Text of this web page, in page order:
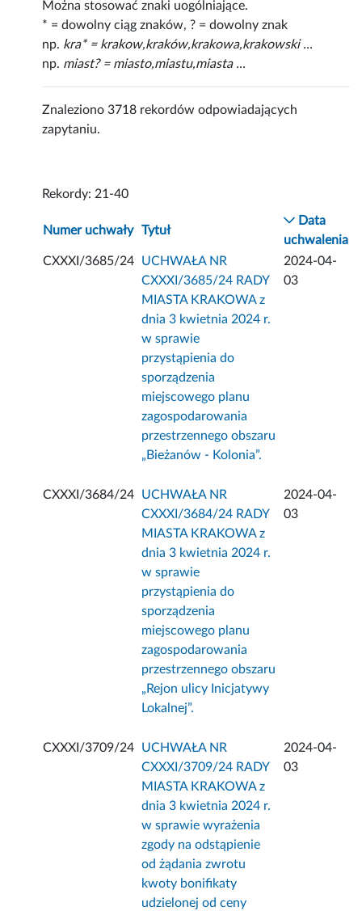
Można stosować znaki uogólniające.
* = dowolny ciąg znaków, ? = dowolny znak
np. kra* = krakow,kraków,krakowa,krakowski ...
np. miast? = miasto,miastu,miasta ...
Znaleziono 3718 rekordów odpowiadających
zapytaniu.
Rekordy: 21-40
Numer uchwały Tytuł
Data
uchwalenia
CXXXI/3685/24
UCHWAŁA NR
CXXXI/3685/24 RADY
MIASTA KRAKOWA z
dnia 3 kwietnia 2024 r.
w sprawie
przystąpienia do
sporządzenia
miejscowego planu
zagospodarowania
przestrzennego obszaru
„Bieżanów - Kolonia”.
2024-04-
03
CXXXI/3684/24
UCHWAŁA NR
CXXXI/3684/24 RADY
MIASTA KRAKOWA z
dnia 3 kwietnia 2024 r.
w sprawie
przystąpienia do
sporządzenia
miejscowego planu
zagospodarowania
przestrzennego obszaru
„Rejon ulicy Inicjatywy
Lokalnej”.
2024-04-
03
CXXXI/3709/24
UCHWAŁA NR
CXXXI/3709/24 RADY
MIASTA KRAKOWA z
dnia 3 kwietnia 2024 r.
w sprawie wyrażenia
zgody na odstąpienie
od żądania zwrotu
kwoty bonifikaty
udzielonej od ceny
2024-04-
03